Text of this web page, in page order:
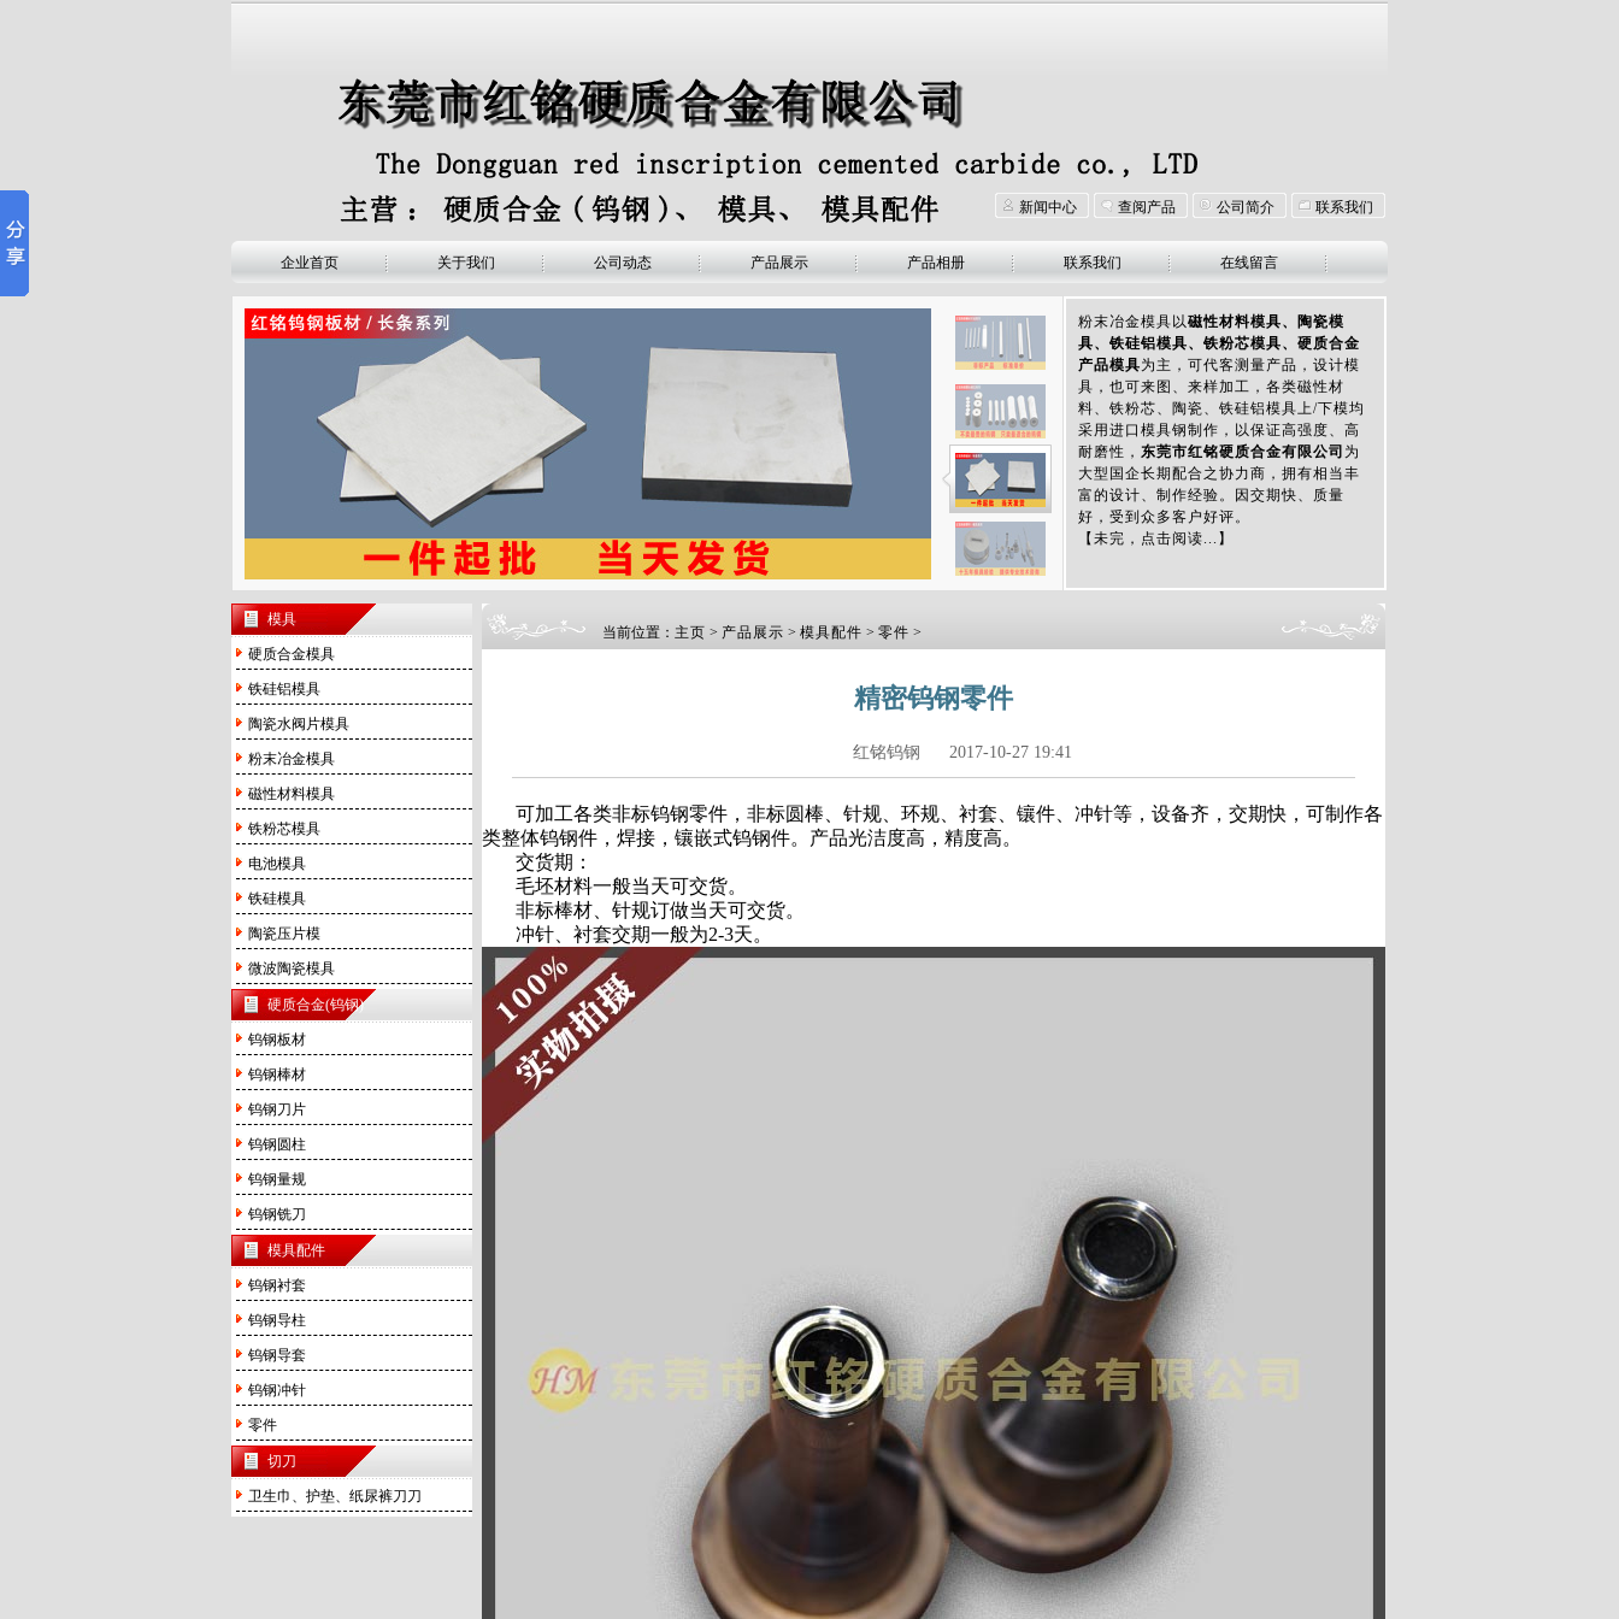
新闻中心 查阅产品 公司简介 联系我们
企业首页 关于我们 公司动态 产品展示 产品相册 联系我们 在线留言
粉末冶金模具以磁性材料模具、陶瓷模
具、铁硅铝模具、铁粉芯模具、硬质合金
产品模具为主，可代客测量产品，设计模
具，也可来图、来样加工，各类磁性材
料、铁粉芯、陶瓷、铁硅铝模具上/下模均
采用进口模具钢制作，以保证高强度、高
耐磨性， 东莞市红铭硬质合金有限公司 为
大型国企长期配合之协力商，拥有相当丰
富的设计、制作经验。因交期快、质量
好，受到众多客户好评。
【未完，点击阅读...】
模具
硬质合金模具
铁硅铝模具
陶瓷水阀片模具
粉末冶金模具
磁性材料模具
铁粉芯模具
电池模具
铁硅模具
陶瓷压片模
微波陶瓷模具
硬质合金(钨钢)
钨钢板材
钨钢棒材
钨钢刀片
钨钢圆柱
钨钢量规
钨钢铣刀
模具配件
钨钢衬套
钨钢导柱
钨钢导套
钨钢冲针
零件
切刀
卫生巾、护垫、纸尿裤刀刀
当前位置： 主页 > 产品展示 > 模具配件 > 零件 >
精密钨钢零件
红铭钨钢 2017-10-27 19:41
可加工各类非标钨钢零件 ，非标圆棒、针规、环规、衬套、镶件、冲针等，设备齐，交期快，可制作各
类整体钨钢件，焊接，镶嵌式钨钢件。产品光洁度高，精度高。
交货期：
毛坯材料一般当天可交货。
非标棒材、针规订做当天可交货。
冲针、衬套交期一般为2-3天。